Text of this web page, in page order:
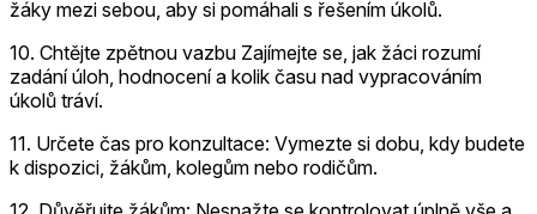
žáky mezi sebou, aby si pomáhali s řešením úkolů.
10. Chtějte zpětnou vazbu Zajímejte se, jak žáci rozumí
zadání úloh, hodnocení a kolik času nad vypracováním
úkolů tráví.
11. Určete čas pro konzultace: Vymezte si dobu, kdy budete
k dispozici, žákům, kolegům nebo rodičům.